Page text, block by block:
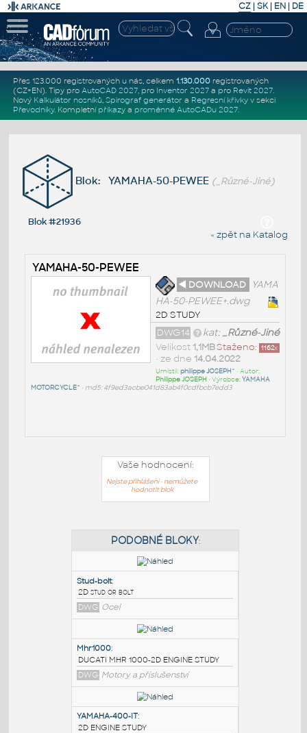
CZ | SK| EN | DE
Přes 123.000 registrovaných u nás, celkem 1.130.000registrovaných
(CZ+EN). Tipy pro AutoCAD 2027, pro Inventor 2027a pro Revit 2027.
Nový Kalkulátor nosníků, Spirograf generátor a Regresní křivkyv sekci
Převodníky. Kompletní příkazya proměnné AutoCADu 2027.
Blok: YAMAHA-50-PEWEE (_Různé-Jiné)
Blok #21936
« zpět na Katalog
YAMAHA-50-PEWEE
◄ DOWNLOAD
YAMA
HA-50-PEWEE+.dwg
2D STUDY
kat:_Různé-Jiné
DWG14
Staženo: 1162x
Velikost 1,1MB
• ze dne 14.04.2022
Umístil:philippe JOSEPH^ • Autor:
Philippe JOSEPH • Výrobce:YAMAHA
MOTORCYCLE^ • md5: 4f9ed3acbe041d83ab4f0cdfbcb7edd3
Vaše hodnocení:
Nejste přihlášeni - nemůžete
hodnotit blok
PODOBNÉ BLOKY:
Stud-bolt
2D stud or bolt
DWG Ocel